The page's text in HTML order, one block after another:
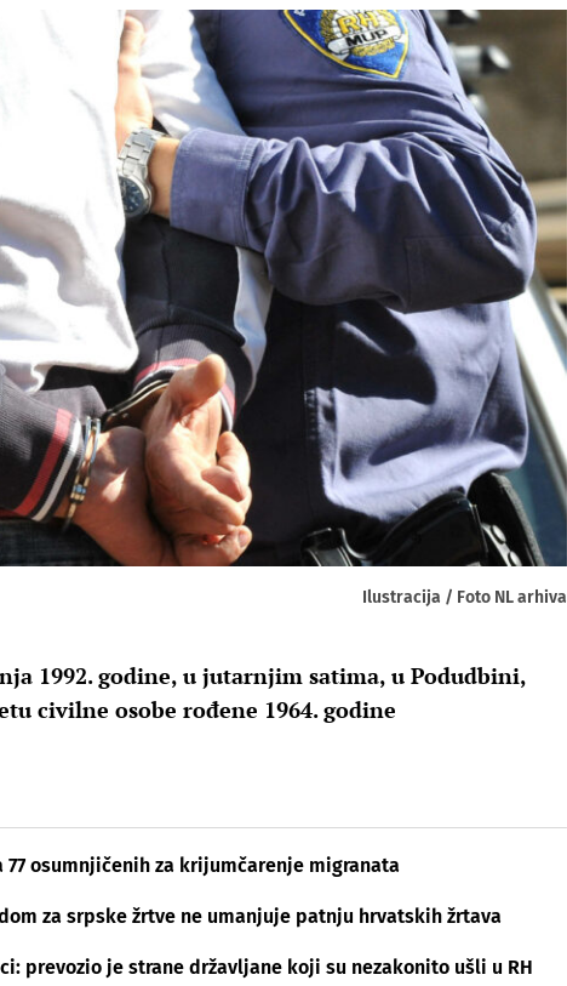
Ilustracija / Foto NL arhiva
1992. godine, u jutarnjim satima, u Podudbini,
civilne osobe rođene 1964. godine
osumnjičenih za krijumčarenje migranata
za srpske žrtve ne umanjuje patnju hrvatskih žrtava
prevozio je strane državljane koji su nezakonito ušli u RH